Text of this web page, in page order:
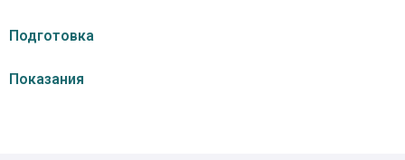
Подготовка
Показания